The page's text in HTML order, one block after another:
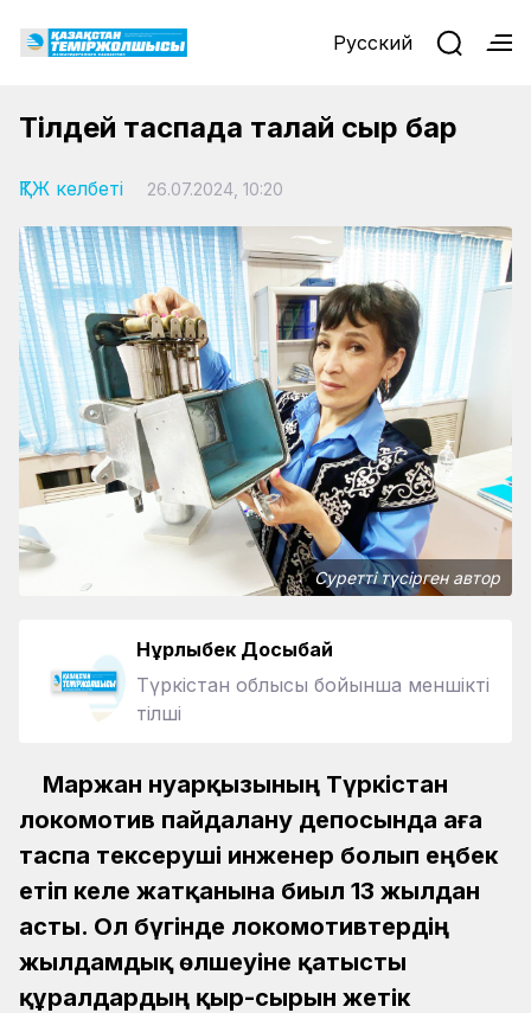
Русский
Тілдей таспада талай сыр бар
ҚТЖ келбеті 26.07.2024, 10:20
Суретті түсірген автор
Нұрлыбек Досыбай
Түркістан облысы бойынша меншікті
тілші
Маржан Әнуарқызының Түркістан
локомотив пайдалану депосында аға
таспа тексеруші инженер болып еңбек
етіп келе жатқанына биыл 13 жылдан
асты. Ол бүгінде локомотивтердің
жылдамдық өлшеуіне қатысты
құралдардың қыр-сырын жетік